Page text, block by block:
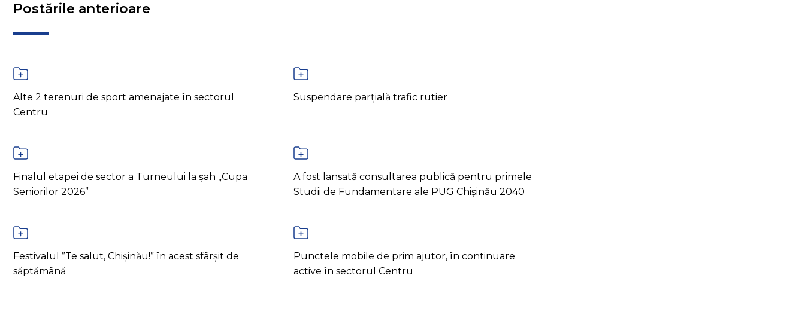
Postările anterioare
Alte 2 terenuri de sport amenajate în sectorul
Centru
Suspendare parțială trafic rutier
Finalul etapei de sector a Turneului la șah „Cupa
Seniorilor 2026”
A fost lansată consultarea publică pentru primele
Studii de Fundamentare ale PUG Chișinău 2040
Festivalul ”Te salut, Chișinău!” în acest sfârșit de
săptămână
Punctele mobile de prim ajutor, în continuare
active în sectorul Centru